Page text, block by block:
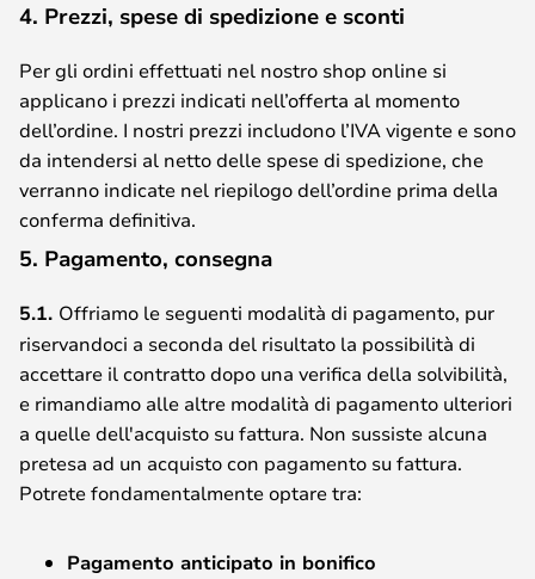
4. Prezzi, spese di spedizione e sconti
Per gli ordini effettuati nel nostro shop online si
applicano i prezzi indicati nell’offerta al momento
dell’ordine. I nostri prezzi includono l’IVA vigente e sono
da intendersi al netto delle spese di spedizione, che
verranno indicate nel riepilogo dell’ordine prima della
conferma definitiva.
5. Pagamento, consegna
5.1. Offriamo le seguenti modalità di pagamento, pur
riservandoci a seconda del risultato la possibilità di
accettare il contratto dopo una verifica della solvibilità,
e rimandiamo alle altre modalità di pagamento ulteriori
a quelle dell'acquisto su fattura. Non sussiste alcuna
pretesa ad un acquisto con pagamento su fattura.
Potrete fondamentalmente optare tra:
Pagamento anticipato in bonifico